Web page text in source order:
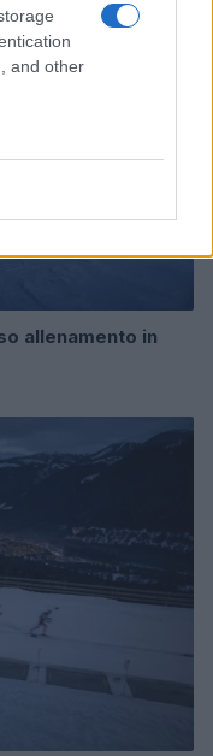
and other
allenamento in